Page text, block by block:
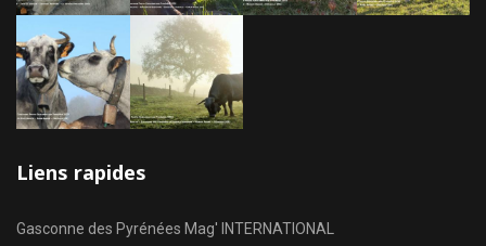
Liens rapides
Gasconne des Pyrénées Mag' INTERNATIONAL